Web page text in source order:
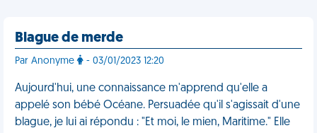
Blague de merde
Par Anonyme - 03/01/2023 12:20
Aujourd'hui, une connaissance m'apprend qu'elle a
appelé son bébé Océane. Persuadée qu'il s'agissait d'une
blague, je lui ai répondu : "Et moi, le mien, Maritime." Elle